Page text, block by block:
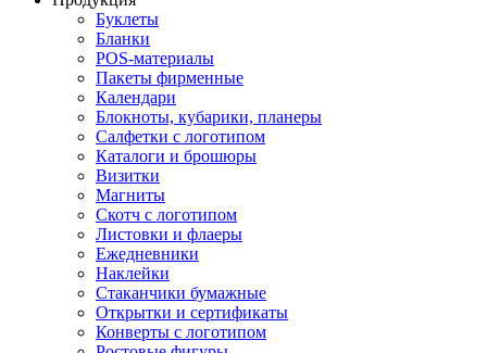
Буклеты
Бланки
POS-материалы
Пакеты фирменные
Календари
Блокноты, кубарики, планеры
Салфетки с логотипом
Каталоги и брошюры
Визитки
Магниты
Скотч с логотипом
Листовки и флаеры
Ежедневники
Наклейки
Стаканчики бумажные
Открытки и сертификаты
Конверты с логотипом